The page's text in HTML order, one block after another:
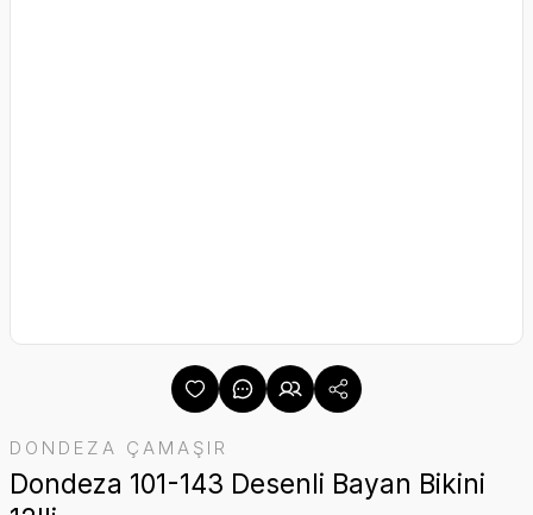
DONDEZA ÇAMAŞIR
Dondeza 101-143 Desenli Bayan Bikini